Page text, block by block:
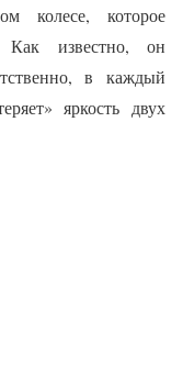
колесе, которое
Как известно, он
в каждый
яркость двух